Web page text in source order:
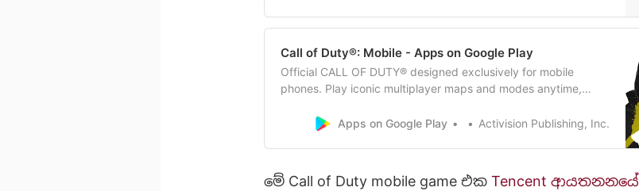
Call of Duty®: Mobile - Apps on Google Play
Official CALL OF DUTY® designed exclusively for mobile
phones. Play iconic multiplayer maps and modes anytime,
team deathmatch? Scary Zombies action? Sniper vs sniper
Apps on Google Play Activision Publishing, Inc.
මේ Call of Duty mobile game එක Tencent ආයතනනයේ